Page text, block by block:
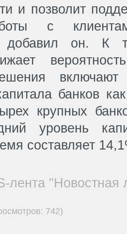
и позволит
с
добавил он. К
банков
крупных
уровень
составляет
лента "Новостная
742)